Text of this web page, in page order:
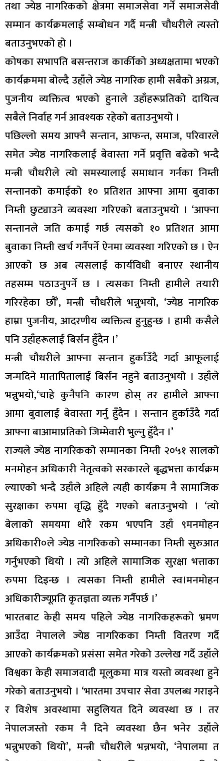
तथा ज्येष्ठ नागरिकको क्षेत्रमा समाजसेवा गर्ने समाजसेवी
सम्मान कार्यक्रमलाई सम्बोधन गर्दै मन्त्री चौधरीले त्यस्तो
बताउनुभएको हो ।
कोषका सभापति बसन्तराज कार्कीको अध्यक्षतामा भएको
कार्यक्रममा बोल्दै उहाँले ज्येष्ठ नागरिक हामी सबैको अग्रज,
पुजनीय व्यक्तित्व भएको हुनाले उहाँहरूप्रतिको दायित्व
सबैले निर्वाह गर्न आवश्यक रहेको बताउनुभयो ।
पछिल्लो समय आफ्नै सन्तान, आफन्त, समाज, परिवारले
समेत ज्येष्ठ नागरिकलाई बेवास्ता गर्ने प्रवृत्ति बढेको भन्दै
मन्त्री चौधरीले त्यो समस्यालाई समाधान गर्नका निम्ती
सन्तानको कमाईको १० प्रतिशत आफ्ना आमा बुवाका
निम्ती छुट्याउने व्यवस्था गरिएको बताउनुभयो । ‘आफ्ना
सन्तानले जति कमाई गर्छ त्यसको १० प्रतिशत आमा
बुवाका निम्ती खर्च गर्नैपर्ने ऐनमा व्यवस्था गरिएको छ । ऐन
आएको छ अब त्यसलाई कार्यविधी बनाएर स्थानीय
तहसम्म पठाउनुपर्ने छ । त्यसका निम्ती हामीले तयारी
गरिरहेका छौँ’, मन्त्री चौधरीले भन्नुभयो, ‘ज्येष्ठ नागरिक
हाम्रा पुजनीय, आदरणीय व्यक्तित्व हुनुहुन्छ । हामी कसैले
पनि उहाँहरूलाई बिर्सन हुँदैन ।’
मन्त्री चौधरीले आफ्ना सन्तान हुर्काउँदै गर्दा आफूलाई
जन्मदिने मातापितालाई बिर्सन नहुने बताउनुभयो । उहाँले
भन्नुभयो,‘चाहे कुनैपनि कारण होस् तर हामीले आफ्ना
आमा बुवालाई बेवास्ता गर्नु हुँदैन । सन्तान हुर्काउँदै गर्दा
आफ्ना बाआमाप्रतिको जिम्मेवारी भुल्नु हुँदैन ।’
राज्यले ज्येष्ठ नागरिकको सम्मानका निम्ती २०५१ सालको
मनमोहन अधिकारी नेतृत्वको सरकारले बृद्धभत्ता कार्यक्रम
ल्याएको भन्दै उहाँले अहिले त्यही कार्यक्रम नै सामाजिक
सुरक्षाका रुपमा वृद्धि हुँदै गएको बताउनुभयो । ‘त्यो
बेलाको समयमा थोरै रकम भएपनि उहाँ ९मनमोहन
अधिकारी०ले ज्येष्ठ नागरिकको सम्मानका निम्ती सुरुआत
गर्नुभएको थियो । त्यो अहिले सामाजिक सुरक्षा भत्ताका
रुपमा दिइन्छ । त्यसका निम्ती हामीले स्व।मनमोहन
अधिकारीज्यूप्रति कृतज्ञता व्यक्त गर्नैपर्छ ।’
भारतबाट केही समय पहिले ज्येष्ठ नागरिकहरूको भ्रमण
आउँदा नेपालले ज्येष्ठ नागरिकका निम्ती वितरण गर्दै
आएको कार्यक्रमको प्रसंसा समेत गरेको उल्लेख गर्दै उहाँले
विश्वका केही समाजवादी मूलुकमा मात्र यस्तो व्यवस्था हुने
गरेको बताउनुभयो । ‘भारतमा उपचार सेवा उपलब्ध गराइने
र विशेष अवस्थामा सहुलियत दिने व्यवस्था छ । तर
नेपालजस्तो रकम नै दिने व्यवस्था छैन भनेर उहाँले
भन्नुभएको थियो’, मन्त्री चौधरीले भन्नभयो, ‘नेपालमा त